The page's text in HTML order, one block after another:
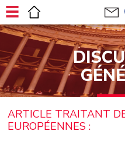
ARTICLE TRAITANT
EUROPÉENNES :
Panneau de gestion des